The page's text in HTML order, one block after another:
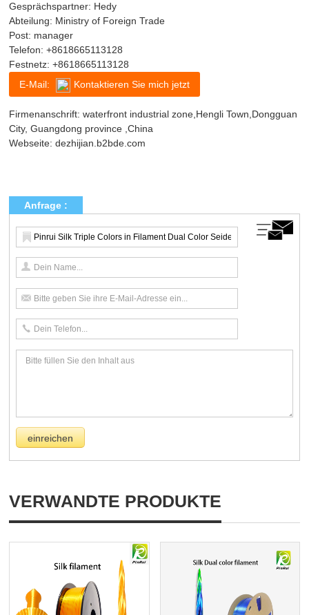
Gesprächspartner: Hedy
Abteilung: Ministry of Foreign Trade
Post: manager
Telefon:+8618665113128
Festnetz:+8618665113128
E-Mail:
Kontaktieren Sie mich jetzt
Firmenanschrift: waterfront industrial zone,Hengli Town,Dongguan
City, Guangdong province ,China
Webseite:dezhijian.b2bde.com
Anfrage :
VERWANDTE PRODUKTE